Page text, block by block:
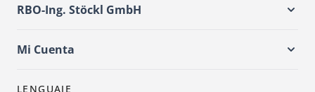
RBO-Ing. Stöckl GmbH
Mi Cuenta
LENGUAJE